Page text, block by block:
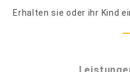
Erhalten sie oder ihr Kind